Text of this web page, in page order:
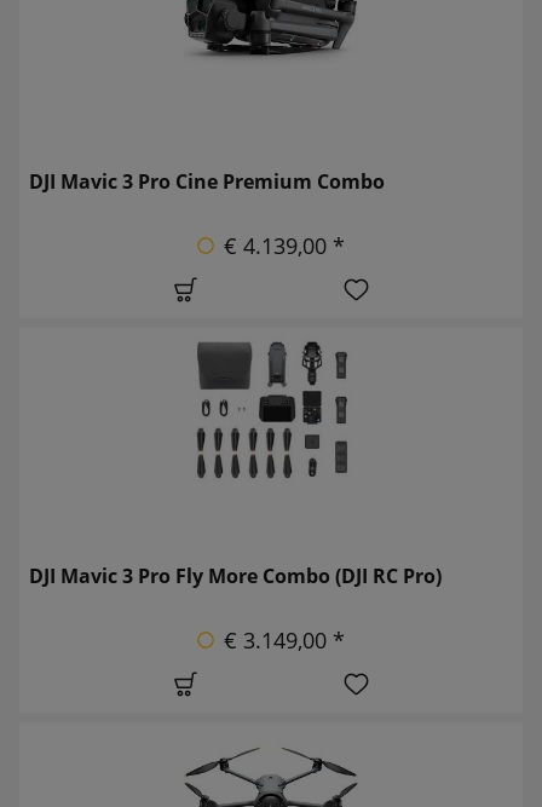
DJI Mavic 3 Pro Cine Premium Combo
€ 4.139,00 *
DJI Mavic 3 Pro Fly More Combo (DJI RC Pro)
€ 3.149,00 *